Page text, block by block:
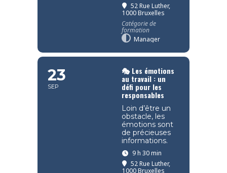
52 Rue Luther,
1000 Bruxelles
Catégorie de
formation
Manager
23
SEP
🎭 Les émotions
au travail : un
défi pour les
responsables
Loin d’être un
obstacle, les
émotions sont
de précieuses
informations.
9 h 30 min
52 Rue Luther,
1000 Bruxelles